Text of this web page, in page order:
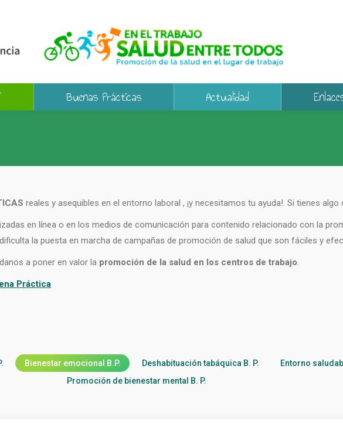
Buenas Prácticas Actualidad
reales y asequibles en el entorno laboral , ¡y necesitamos tu ayuda!. Si tienes
en línea o en los medios de comunicación para contenido relacionado con la
la puesta en marcha de campañas de promoción de salud que son fáciles y
a poner en valor la promoción de la salud en los centros de trabajo.
Práctica
Bienestar emocional B.P. Deshabituación tabáquica B. P. Entorno
Promoción de bienestar mental B. P.